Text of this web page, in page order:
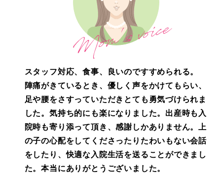
スタッフ対応、食事、良いのですすめられる。
陣痛がきているとき、優しく声をかけてもらい、
足や腰をさすっていただきとても勇気づけられま
した。気持ち的にも楽になりました。出産時も入
院時も寄り添って頂き、感謝しかありません。上
の子の心配をしてくださったりたわいもない会話
をしたり、快適な入院生活を送ることができまし
た。本当にありがとうございました。